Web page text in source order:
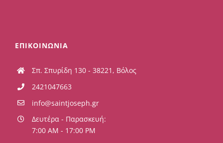
ΕΠΙΚΟΙΝΩΝΙΑ
Σπ. Σπυρίδη 130 - 38221, Βόλος
2421047663
info@saintjoseph.gr
Δευτέρα - Παρασκευή:
7:00 AM - 17:00 PM